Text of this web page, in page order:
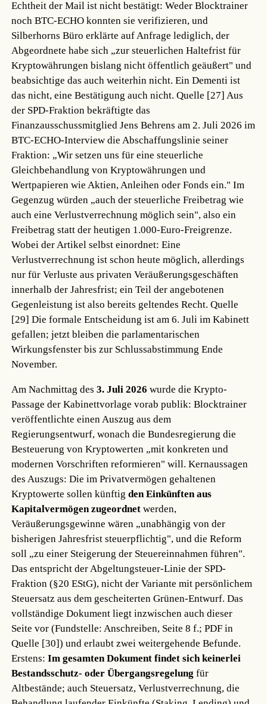
Echtheit der Mail ist nicht bestätigt: Weder Blocktrainer
noch BTC-ECHO konnten sie verifizieren, und
Silberhorns Büro erklärte auf Anfrage lediglich, der
Abgeordnete habe sich „zur steuerlichen Haltefrist für
Kryptowährungen bislang nicht öffentlich geäußert" und
beabsichtige das auch weiterhin nicht. Ein Dementi ist
das nicht, eine Bestätigung auch nicht.Quelle [27] Aus
der SPD-Fraktion bekräftigte das
Finanzausschussmitglied Jens Behrens am 2. Juli 2026 im
BTC-ECHO-Interview die Abschaffungslinie seiner
Fraktion: „Wir setzen uns für eine steuerliche
Gleichbehandlung von Kryptowährungen und
Wertpapieren wie Aktien, Anleihen oder Fonds ein." Im
Gegenzug würden „auch der steuerliche Freibetrag wie
auch eine Verlustverrechnung möglich sein", also ein
Freibetrag statt der heutigen 1.000-Euro-Freigrenze.
Wobei der Artikel selbst einordnet: Eine
Verlustverrechnung ist schon heute möglich, allerdings
nur für Verluste aus privaten Veräußerungsgeschäften
innerhalb der Jahresfrist; ein Teil der angebotenen
Gegenleistung ist also bereits geltendes Recht.Quelle
[29] Die formale Entscheidung ist am 6. Juli im Kabinett
gefallen; jetzt bleiben die parlamentarischen
Wirkungsfenster bis zur Schlussabstimmung Ende
November.
Am Nachmittag des3. Juli 2026 wurde die Krypto-
Passage der Kabinettvorlage vorab publik: Blocktrainer
veröffentlichte einen Auszug aus dem
Regierungsentwurf, wonach die Bundesregierung die
Besteuerung von Kryptowerten „mit konkreten und
modernen Vorschriften reformieren" will. Kernaussagen
des Auszugs: Die im Privatvermögen gehaltenen
Kryptowerte sollen künftigden Einkünften aus
Kapitalvermögen zugeordnet werden,
Veräußerungsgewinne wären „unabhängig von der
bisherigen Jahresfrist steuerpflichtig", und die Reform
soll „zu einer Steigerung der Steuereinnahmen führen".
Das entspricht der Abgeltungsteuer-Linie der SPD-
Fraktion (§20 EStG), nicht der Variante mit persönlichem
Steuersatz aus dem gescheiterten Grünen-Entwurf. Das
vollständige Dokument liegt inzwischen auch dieser
Seite vor (Fundstelle: Anschreiben, Seite 8 f.; PDF in
Quelle [30]) und erlaubt zwei weitergehende Befunde.
Erstens:Im gesamten Dokument findet sich keinerlei
Bestandsschutz- oder Übergangsregelung für
Altbestände; auch Steuersatz, Verlustverrechnung, die